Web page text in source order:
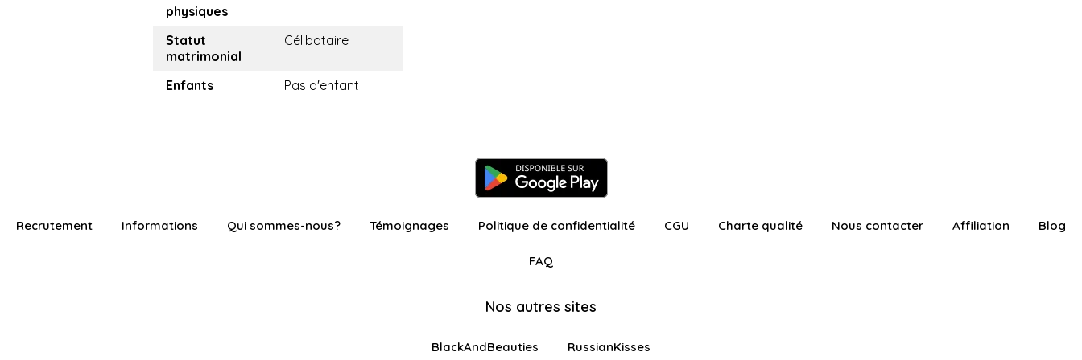
physiques
Statut
matrimonial
Célibataire
Enfants Pas d'enfant
Recrutement Informations Qui sommes-nous? Témoignages Politique de confidentialité CGU Charte qualité Nous contacter Affiliation Blog
FAQ
Nos autres sites
BlackAndBeauties RussianKisses